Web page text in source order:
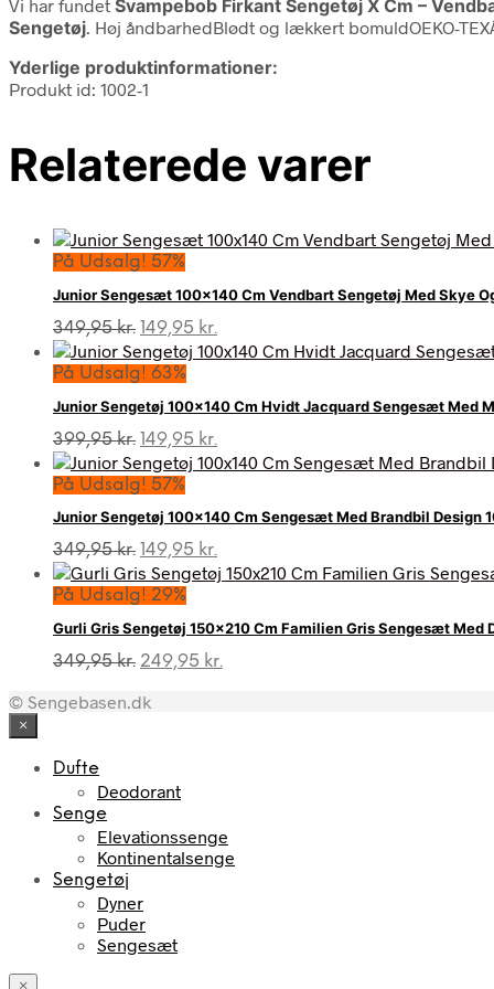
Vi har fundet Svampebob Firkant Sengetøj X Cm –
Sengetøj . Høj åndbarhedBlødt og lækkert bomuldOEKO-
Yderlige produktinformationer:
Produkt id: 1002-1
Relaterede varer
På Udsalg! 57%
Junior Sengesæt 100×140 Cm Vendbart Sengetøj Med Skye
349,95kr. Den
oprindelige
pris
349,95 kr..
149,95 kr.
aktuelle
149,95 kr..
På Udsalg! 63%
Junior Sengetøj 100×140 Cm Hvidt Jacquard Sengesæt Med
399,95kr. Den
oprindelige
pris
399,95 kr..
149,95 kr.
aktuelle
149,95 kr..
På Udsalg! 57%
Junior Sengetøj 100×140 Cm Sengesæt Med Brandbil Design
349,95kr. Den
oprindelige
pris
349,95 kr..
149,95 kr.
aktuelle
149,95 kr..
På Udsalg! 29%
Gurli Gris Sengetøj 150×210 Cm Familien Gris Sengesæt Med
349,95kr. Den
pris
249,95 kr.
© Sengebasen.dk
×
Dufte
Deodorant
Senge
Elevationssenge
Kontinentalsenge
Sengetøj
Dyner
Puder
Sengesæt
×